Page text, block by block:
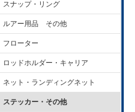
スナップ・リング
ルアー用品 その他
フローター
ロッドホルダー・キャリア
ネット・ランディングネット
ステッカー・その他